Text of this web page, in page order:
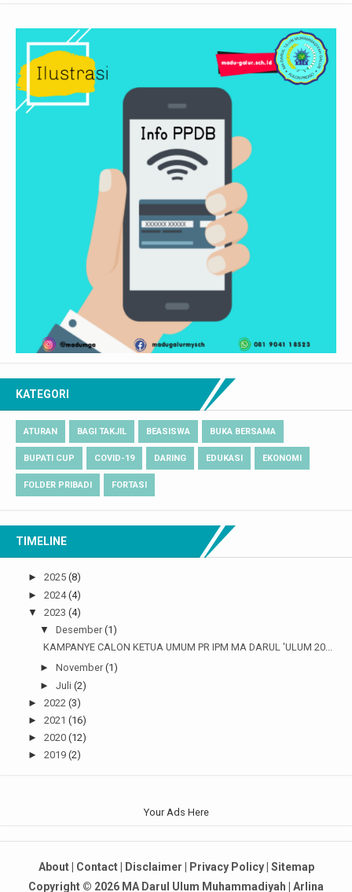
KATEGORI
ATURAN BAGI TAKJIL BEASISWA BUKA BERSAMA
BUPATI CUP COVID-19 DARING EDUKASI EKONOMI
FOLDER PRIBADI FORTASI
TIMELINE
► 2025 (8)
► 2024(4)
▼ 2023 (4)
▼Desember(1)
KAMPANYE CALON KETUA UMUM PR IPM MA DARUL 'ULUM 20...
►November(1)
►Juli(2)
► 2022 (3)
► 2021 (16)
► 2020 (12)
► 2019 (2)
Your Ads Here
About| Contact| Disclaimer | Privacy Policy| Sitemap
Copyright © 2026 MA Darul Ulum Muhammadiyah | Arlina